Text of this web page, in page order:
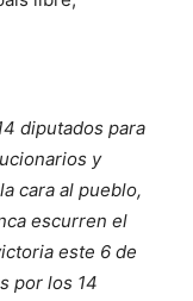
diputados para
y
cara al pueblo,
escurren el
este 6 de
por los 14